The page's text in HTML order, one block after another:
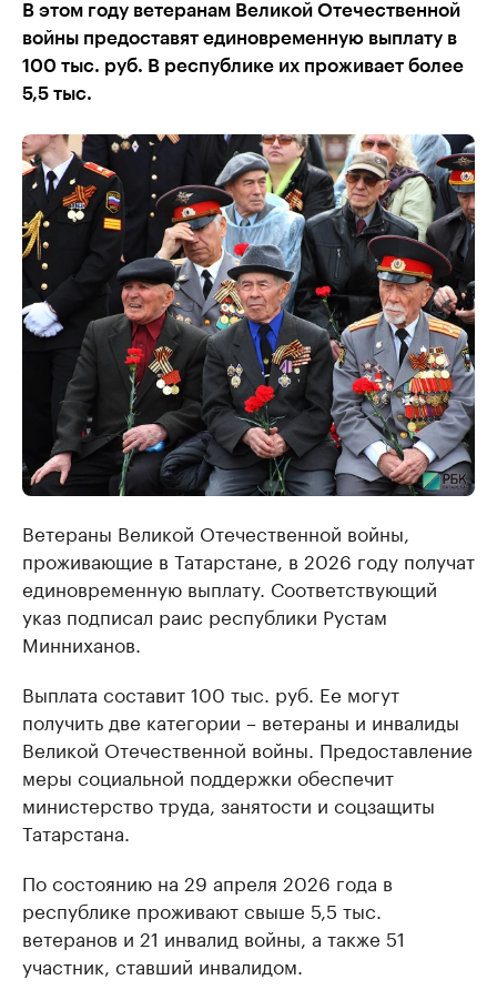
В этом году ветеранам Великой Отечественной
войны предоставят единовременную выплату в
100 тыс. руб. В республике их проживает более
5,5 тыс.
Ветераны Великой Отечественной войны,
проживающие в Татарстане, в 2026 году получат
единовременную выплату. Соответствующий
указ подписал раис республики Рустам
Минниханов.
Выплата составит 100 тыс. руб. Ее могут
получить две категории – ветераны и инвалиды
Великой Отечественной войны. Предоставление
меры социальной поддержки обеспечит
министерство труда, занятости и соцзащиты
Татарстана.
По состоянию на 29 апреля 2026 года в
республике проживают свыше 5,5 тыс.
ветеранов и 21 инвалид войны, а также 51
участник, ставший инвалидом.